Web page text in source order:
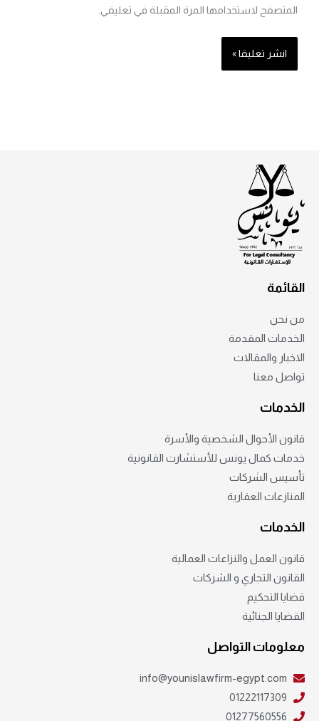
المتصفح لاستخدامها المرة المقبلة في تعليقي.
القائمة
من نحن
الخدمات المقدمة
الاخبار والمقالات
تواصل معنا
الخدمات
قانون الأحوال الشخصية والأسرة
خدمات كمال يونس للأستشارت القانونية
تأسيس الشركات
المنازعات العقارية
الخدمات
قانون العمل والنزاعات العمالية
القانون التجاري و الشركات
قضايا التحكيم
القضايا الجنائية
معلومات التواصل
info@younislawfirm-egypt.com
01222117309
01277560556